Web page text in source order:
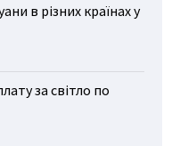
в різних країнах у
за світло по